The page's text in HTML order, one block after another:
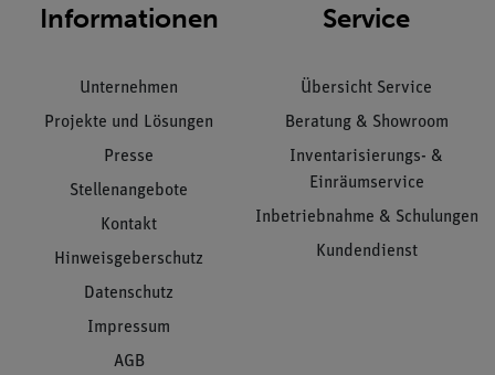
Informationen
Unternehmen
Projekte und Lösungen
Presse
Stellenangebote
Kontakt
Hinweisgeberschutz
Datenschutz
Impressum
AGB
Service
Übersicht Service
Beratung & Showroom
Inventarisierungs- &
Einräumservice
Inbetriebnahme & Schulungen
Kundendienst